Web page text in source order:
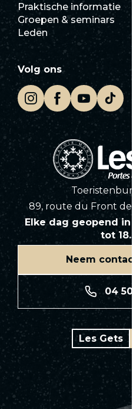
Praktische informatie
Groepen & seminars
Leden
Volg ons
89, route du Front de
Elke dag geopend
tot
Neem
04
Les Gets